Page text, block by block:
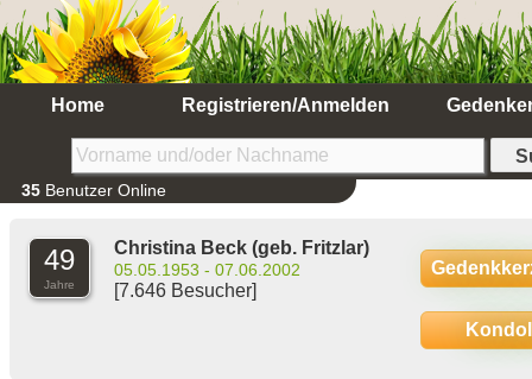
Home Registrieren/Anmelden
35 Benutzer Online
49
Jahre
Christina Beck (geb. Fritzlar)
05.05.1953 - 07.06.2002
[7.646 Besucher]